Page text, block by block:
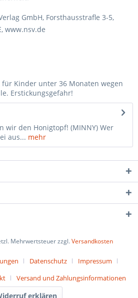
GmbH, Forsthausstraﬂe 3-5,
www.nsv.de
Kinder unter 36 Monaten wegen
Erstickungsgefahr!
wir den Honigtopf! (MINNY) Wer
aus... mehr
Mehrwertsteuer zzgl.Versandkosten
Datenschutz
Impressum
Versand und Zahlungsinformationen
erklären